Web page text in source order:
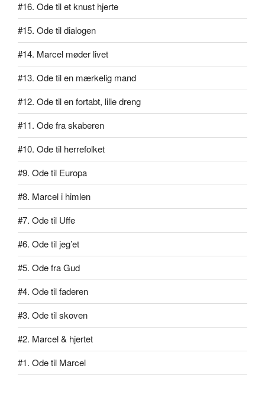
#16. Ode til et knust hjerte
#15. Ode til dialogen
#14. Marcel møder livet
#13. Ode til en mærkelig mand
#12. Ode til en fortabt, lille dreng
#11. Ode fra skaberen
#10. Ode til herrefolket
#9. Ode til Europa
#8. Marcel i himlen
#7. Ode til Uffe
#6. Ode til jeg’et
#5. Ode fra Gud
#4. Ode til faderen
#3. Ode til skoven
#2. Marcel & hjertet
#1. Ode til Marcel